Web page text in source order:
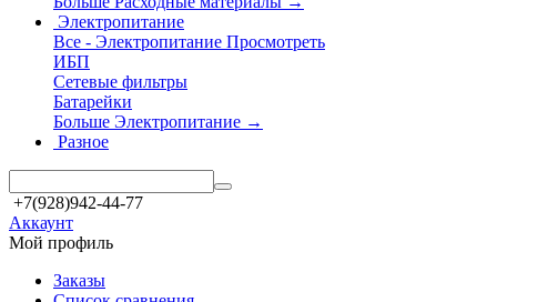
Электропитание
Все - Электропитание Просмотреть
ИБП
Сетевые фильтры
Батарейки
Больше Электропитание →
Разное
+7(928)942-44-77
Аккаунт
Мой профиль
Заказы